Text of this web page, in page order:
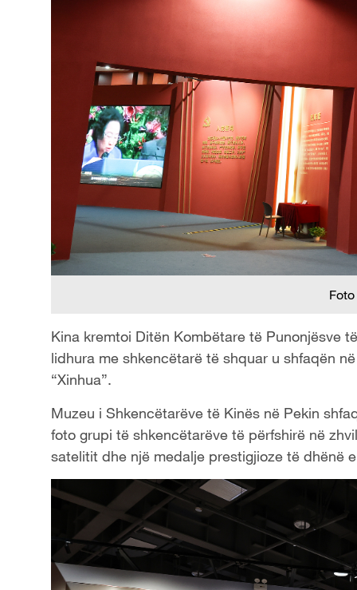
Kina kremtoi Ditën Kombëtare të Punonjësve
lidhura me shkencëtarë të shquar u shfaqën
“Xinhua”.
Muzeu i Shkencëtarëve të Kinës në Pekin
foto grupi të shkencëtarëve të përfshirë në
satelitit dhe një medalje prestigjioze të dhënë